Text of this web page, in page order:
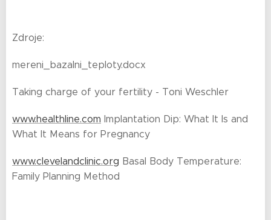
Zdroje:
mereni_bazalni_teploty.docx
Taking charge of your fertility - Toni Weschler
www.healthline.com Implantation Dip: What It Is and
What It Means for Pregnancy
www.clevelandclinic.org Basal Body Temperature:
Family Planning Method